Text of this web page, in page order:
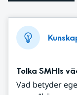
Tolka SMHIs
Vad betyder